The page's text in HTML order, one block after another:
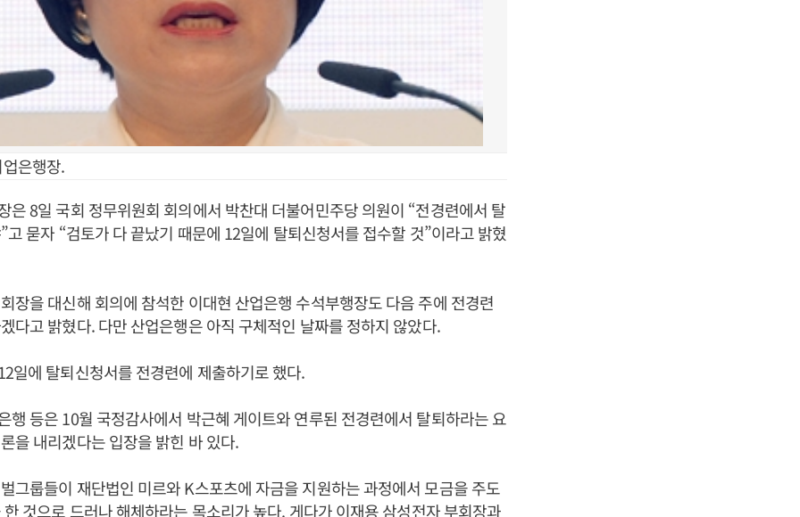
은행장.
은 8일 국회 정무위원회 회의에서 박찬대 더불어민주당 의원이 “전경련에서 탈
고 묻자 “검토가 다 끝났기 때문에 12일에 탈퇴신청서를 접수할 것”이라고 밝혔
장을 대신해 회의에 참석한 이대현 산업은행 수석부행장도 다음 주에 전경련
다고 밝혔다. 다만 산업은행은 아직 구체적인 날짜를 정하지 않았다.
일에 탈퇴신청서를 전경련에 제출하기로 했다.
행 등은 10월 국정감사에서 박근혜 게이트와 연루된 전경련에서 탈퇴하라는 요
을 내리겠다는 입장을 밝힌 바 있다.
그룹들이 재단법인 미르와 K스포츠에 자금을 지원하는 과정에서 모금을 주도
것으로 드러나 해체하라는 목소리가 높다. 게다가 이재용 삼성전자 부회장과